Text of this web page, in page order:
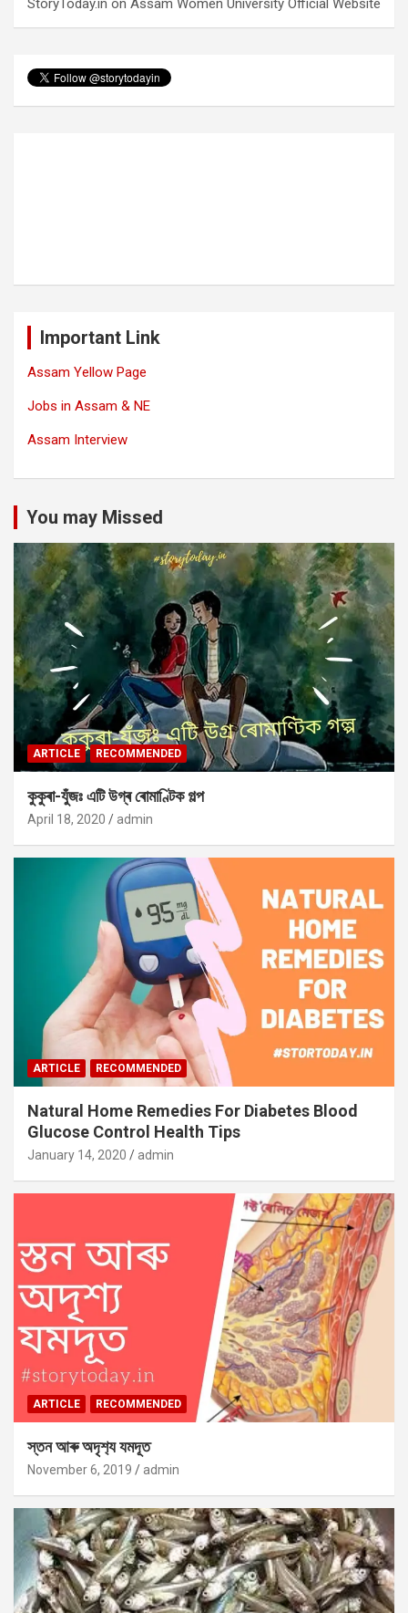
StoryToday.in on Assam Women University Official Website
Important Link
Assam Yellow Page
Jobs in Assam & NE
Assam Interview
You may Missed
ARTICLE RECOMMENDED
কুকুৰা-যুঁজঃ এটি উগ্ৰ ৰোমাণ্টিক গল্প
April 18, 2020 admin
ARTICLE RECOMMENDED
Natural Home Remedies For Diabetes Blood
Glucose Control Health Tips
January 14, 2020 admin
ARTICLE RECOMMENDED
স্তন আৰু অদৃশ‍্য যমদূত
November 6, 2019 admin